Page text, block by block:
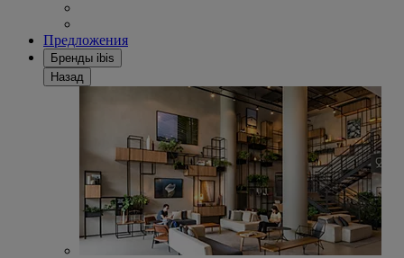
Предложения
Бренды ibis
Назад